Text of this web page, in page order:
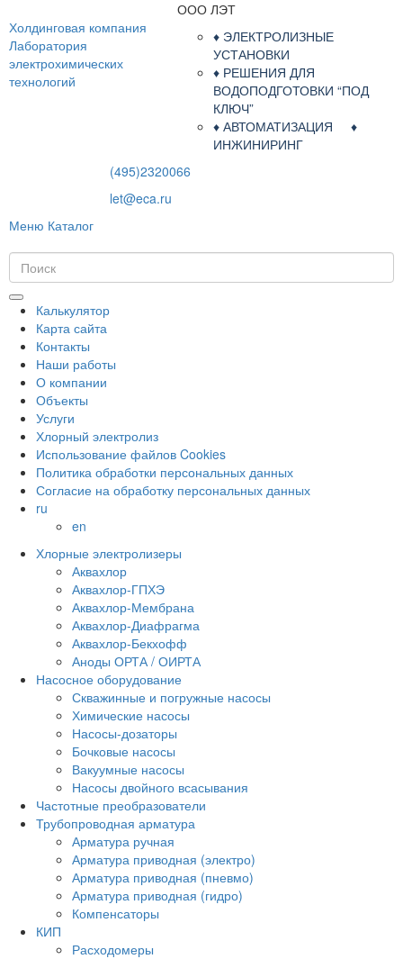
Холдинговая компания
Лаборатория
электрохимических
технологий
ООО ЛЭТ
♦ ЭЛЕКТРОЛИЗНЫЕ
УСТАНОВКИ
♦ РЕШЕНИЯ ДЛЯ
ВОДОПОДГОТОВКИ “ПОД
КЛЮЧ”
♦ АВТОМАТИЗАЦИЯ ♦
ИНЖИНИРИНГ
(495)2320066
let@eca.ru
Меню Каталог
Калькулятор
Карта сайта
Контакты
Наши работы
О компании
Объекты
Услуги
Хлорный электролиз
Использование файлов Cookies
Политика обработки персональных данных
Согласие на обработку персональных данных
ru
en
Хлорные электролизеры
Аквахлор
Аквахлор-ГПХЭ
Аквахлор-Мембрана
Аквахлор-Диафрагма
Аквахлор-Бекхофф
Аноды ОРТА / ОИРТА
Насосное оборудование
Скважинные и погружные насосы
Химические насосы
Насосы-дозаторы
Бочковые насосы
Вакуумные насосы
Насосы двойного всасывания
Частотные преобразователи
Трубопроводная арматура
Арматура ручная
Арматура приводная (электро)
Арматура приводная (пневмо)
Арматура приводная (гидро)
Компенсаторы
КИП
Расходомеры